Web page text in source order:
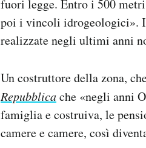
fuori legge. Entro i 500
poi i vincoli idrogeologici».
realizzate negli ultimi anni
Un costruttore della zona,
Repubblicache «negli anni
famiglia e costruiva, le
camere e camere, così